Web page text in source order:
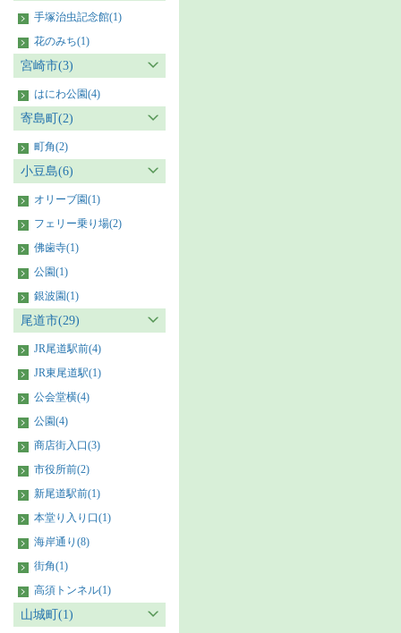
手塚治虫記念館(1)
花のみち(1)
宮崎市(3)
はにわ公園(4)
寄島町(2)
町角(2)
小豆島(6)
オリーブ園(1)
フェリー乗り場(2)
佛歯寺(1)
公園(1)
銀波園(1)
尾道市(29)
JR尾道駅前(4)
JR東尾道駅(1)
公会堂横(4)
公園(4)
商店街入口(3)
市役所前(2)
新尾道駅前(1)
本堂り入り口(1)
海岸通り(8)
街角(1)
高須トンネル(1)
山城町(1)